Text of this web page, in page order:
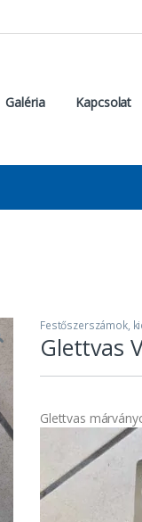
Galéria Kapcsolat
Festőszerszámok,
Glettvas
Glettvas